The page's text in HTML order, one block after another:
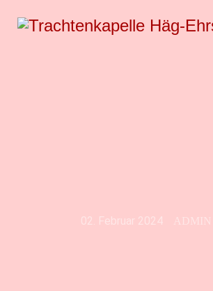
ADMIN
02. Februar 2024